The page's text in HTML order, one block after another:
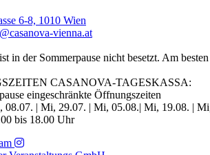
6-8, 1010 Wien
vienna.at
in der Sommerpause nicht besetzt. Am
CASANOVA-TAGESKASSA:
eingeschränkte Öffnungszeiten
08.07. | Mi, 29.07. | Mi, 05.08.| Mi, 19.08. |
bis 18.00 Uhr